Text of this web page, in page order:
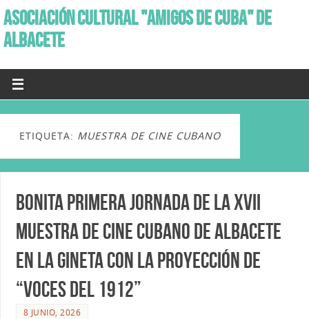
ASOCIACIÓN CULTURAL "AMIGOS DE CUBA" DE
ALBACETE
ETIQUETA: MUESTRA DE CINE CUBANO
Bonita primera jornada de la XVII
Muestra de Cine Cubano de Albacete
en La Gineta con la proyección de
“Voces del 1912”
8 JUNIO, 2026